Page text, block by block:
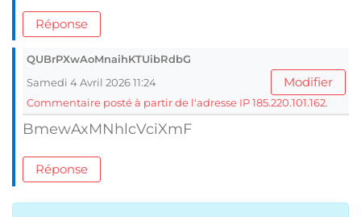
Réponse
QUBrPXwAoMnaihKTUibRdbG
Samedi 4 Avril 2026 11:24
Modifier
Commentaire posté à partir de l'adresse IP 185.220.101.162.
BmewAxMNhlcVciXmF
Réponse